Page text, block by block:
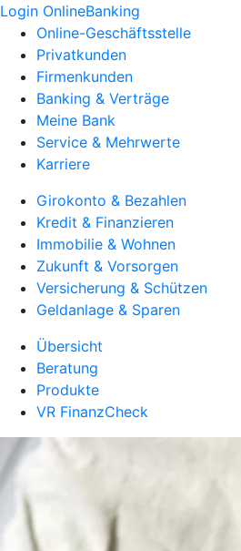
Login OnlineBanking
Online-Geschäftsstelle
Privatkunden
Firmenkunden
Banking & Verträge
Meine Bank
Service & Mehrwerte
Karriere
Girokonto & Bezahlen
Kredit & Finanzieren
Immobilie & Wohnen
Zukunft & Vorsorgen
Versicherung & Schützen
Geldanlage & Sparen
Übersicht
Beratung
Produkte
VR FinanzCheck